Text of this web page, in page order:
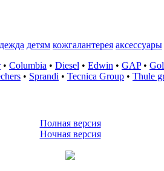
детям кожгалантерея аксессуары
• Columbia • Diesel • Edwin • GAP•
• Sprandi • Tecnica Group • Thule
Полная версия
Ночная версия